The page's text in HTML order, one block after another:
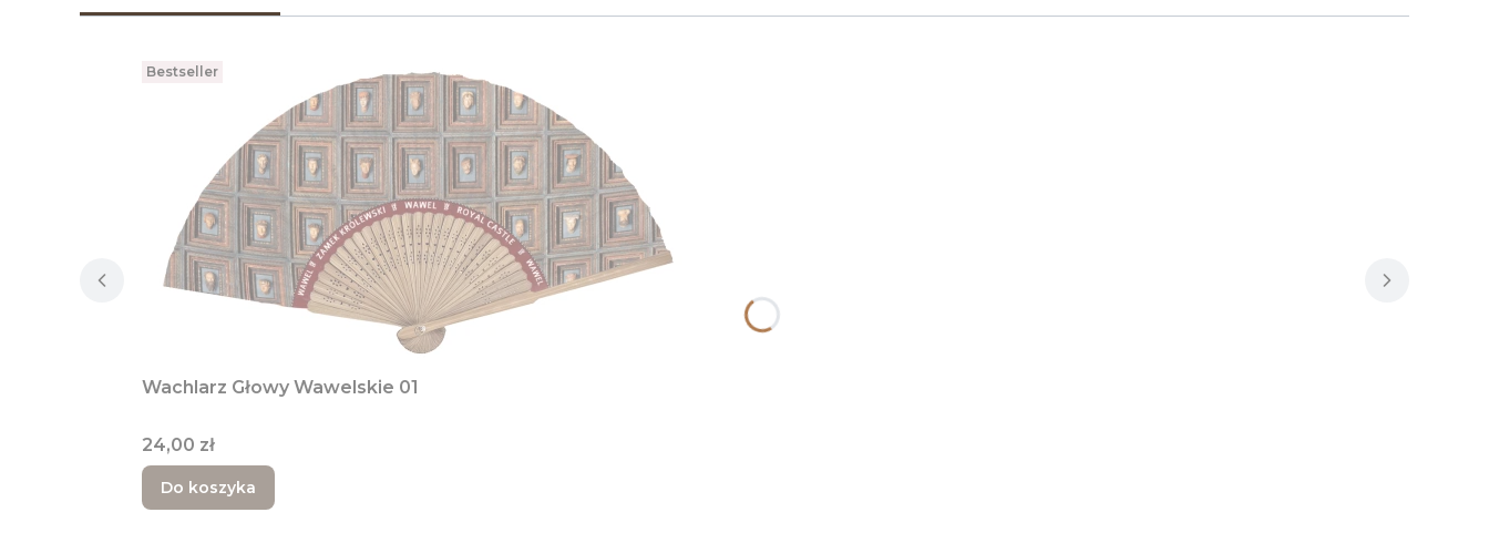
Bestseller
Wachlarz Głowy Wawelskie 01
Cena
24,00 zł
Do koszyka